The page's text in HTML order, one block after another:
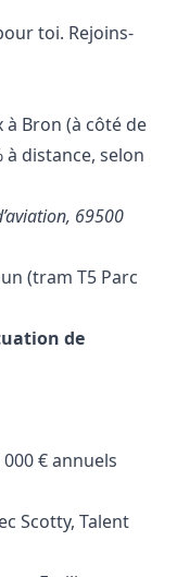
toi. Rejoins-
Bron (à côté de
à distance, selon
69500
(tram T5 Parc
de
€ annuels
Scotty, Talent